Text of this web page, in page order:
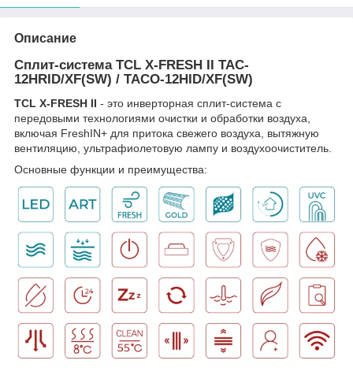
Описание
Сплит-система TCL X-FRESH II TAC-
12HRID/XF(SW) / TACO-12HID/XF(SW)
TCL X-FRESH II - это инверторная сплит-система с
передовыми технологиями очистки и обработки воздуха,
включая FreshIN+ для притока свежего воздуха, вытяжную
вентиляцию, ультрафиолетовую лампу и воздухоочиститель.
Основные функции и преимущества: